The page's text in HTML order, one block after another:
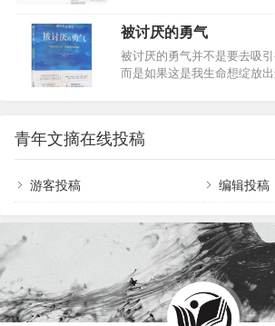
边的人。…
读书笔记。陌生是因为，记下
都在笔记软件的某个角落里
真正用起来，其实是挺难的
槛低，陌生是因为精通的天
的实践闭环，就是阅读->思考
每个人最好的向别人学习的
被讨厌的勇气
被讨厌的勇气并不是要去吸
而是如果这是我生命想绽放
你是否时时为复杂的人际关系
为人生的意义越来越模糊难
杂的日常琐碎和复杂的人际
获得真正的幸福？这一切的
青年文摘在线投稿
游客投稿 编辑投稿